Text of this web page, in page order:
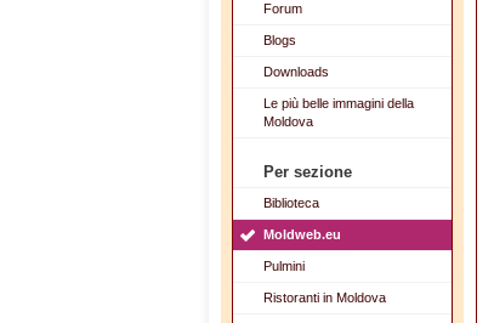
Forum
Blogs
Downloads
Le più belle immagini della
Moldova
Per sezione
Biblioteca
Moldweb.eu
Pulmini
Ristoranti in Moldova